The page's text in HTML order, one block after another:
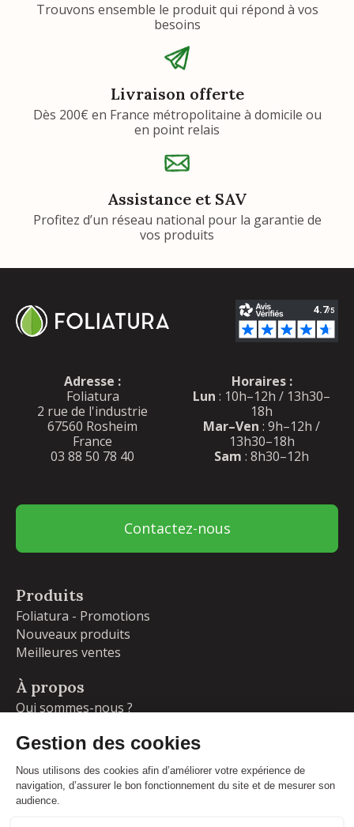
Trouvons ensemble le produit qui répond à vos
besoins
Livraison offerte
Dès 200€ en France métropolitaine à domicile ou
en point relais
Assistance et SAV
Profitez d’un réseau national pour la garantie de
vos produits
Adresse :
Foliatura
2 rue de l'industrie
67560 Rosheim
France
03 88 50 78 40
Horaires :
Lun : 10h–12h / 13h30–
18h
Mar–Ven : 9h–12h /
13h30–18h
Sam : 8h30–12h
Contactez-nous
Produits
Foliatura - Promotions
Nouveaux produits
Meilleures ventes
À propos
Qui sommes-nous ?
Livraisons et retours
Blog
Votre compte